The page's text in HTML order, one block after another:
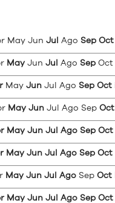
May Jun Jul Ago Sep Oct
May Jun Jul Ago Sep Oct
May Jun Jul Ago Sep Oct
May Jun Jul Ago Sep Oct
May Jun Jul Ago Sep Oct
May Jun Jul Ago Sep Oct
May Jun Jul Ago Sep Oct
May Jun Jul Ago Sep Oct